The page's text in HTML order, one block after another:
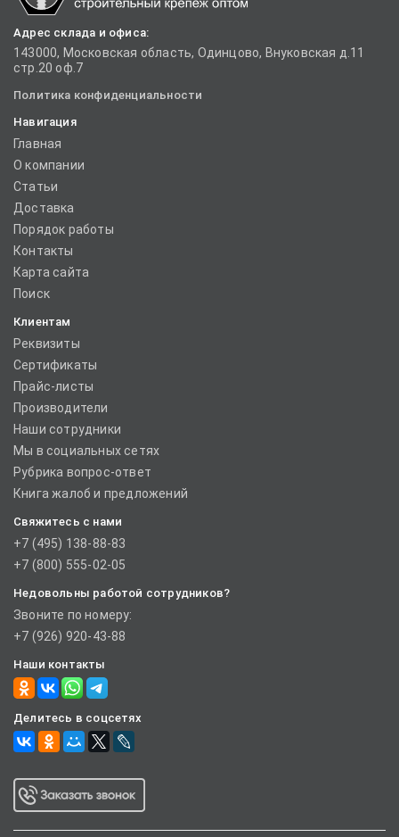
Адрес склада и офиса:
143000, Московская область, Одинцово, Внуковская д.11
стр.20 оф.7
Политика конфиденциальности
Навигация
Главная
О компании
Статьи
Доставка
Порядок работы
Контакты
Карта сайта
Поиск
Клиентам
Реквизиты
Сертификаты
Прайс-листы
Производители
Наши сотрудники
Мы в социальных сетях
Рубрика вопрос-ответ
Книга жалоб и предложений
Свяжитесь с нами
+7 (495) 138-88-83
+7 (800) 555-02-05
Недовольны работой сотрудников?
Звоните по номеру:
+7 (926) 920-43-88
Наши контакты
Делитесь в соцсетях